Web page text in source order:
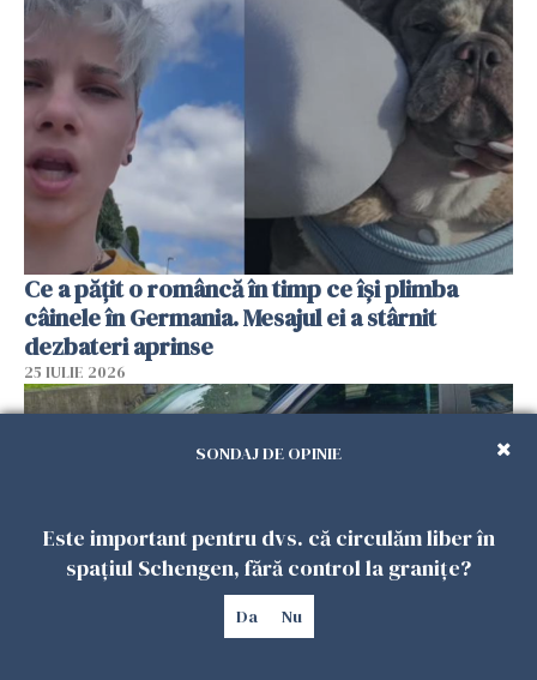
Ce a pățit o româncă în timp ce își plimba
câinele în Germania. Mesajul ei a stârnit
dezbateri aprinse
25 IULIE 2026
SONDAJ DE OPINIE
Este important pentru dvs. că circulăm liber în
spațiul Schengen, fără control la granițe?
Da Nu